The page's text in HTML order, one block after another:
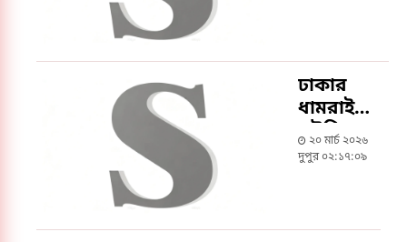
ঢাকার
ধামরাইয়ে
সৌদির
সাথে মিল
ফিতর
২০ মার্চ ২০২৬
দুপুর ০২:১৭:০৯